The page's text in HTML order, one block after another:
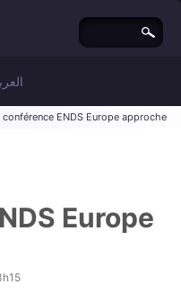
conférence ENDS Europe approche
Europe